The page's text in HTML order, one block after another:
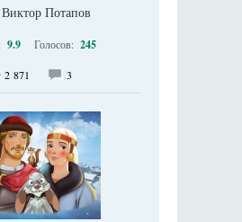
Потапов
9.9 Голосов: 245
2 871 3